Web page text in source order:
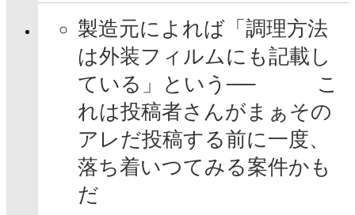
製造元によれば「調理方法
は外装フィルムにも記載し
ている」という── こ
れは投稿者さんがまぁその
アレだ投稿する前に一度、
落ち着いつてみる案件かも
だ